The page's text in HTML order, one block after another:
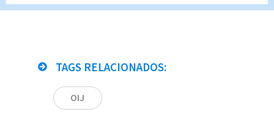
TAGS RELACIONADOS:
OIJ